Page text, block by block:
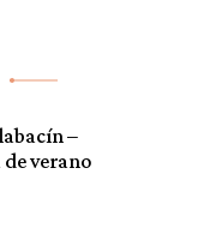
–
verano